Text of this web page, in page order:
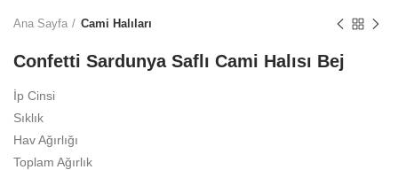
Ana Sayfa Cami Halıları
Confetti Sardunya Saflı Cami Halısı Bej
İp Cinsi
Sıklık
Hav Ağırlığı
Toplam Ağırlık